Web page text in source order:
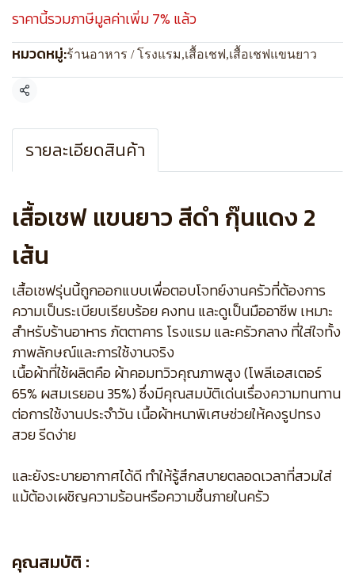
ราคานี้รวมภาษีมูลค่าเพิ่ม 7% แล้ว
หมวดหมู่:ร้านอาหาร / โรงแรม,เสื้อเชฟ,เสื้อเชฟแขนยาว
แชร์
รายละเอียดสินค้า
เสื้อเชฟ แขนยาว สีดำ กุ๊นแดง 2
เส้น
เสื้อเชฟรุ่นนี้ถูกออกแบบเพื่อตอบโจทย์งานครัวที่ต้องการ
ความเป็นระเบียบเรียบร้อย คงทน และดูเป็นมืออาชีพ เหมาะ
สำหรับร้านอาหาร ภัตตาคาร โรงแรม และครัวกลาง ที่ใส่ใจทั้ง
ภาพลักษณ์และการใช้งานจริง
เนื้อผ้าที่ใช้ผลิตคือ ผ้าคอมทวิวคุณภาพสูง (โพลีเอสเตอร์
65% ผสมเรยอน 35%) ซึ่งมีคุณสมบัติเด่นเรื่องความทนทาน
ต่อการใช้งานประจำวัน เนื้อผ้าหนาพิเศษช่วยให้คงรูปทรง
สวย รีดง่าย
และยังระบายอากาศได้ดี ทำให้รู้สึกสบายตลอดเวลาที่สวมใส่
แม้ต้องเผชิญความร้อนหรือความชื้นภายในครัว
คุณสมบัติ :